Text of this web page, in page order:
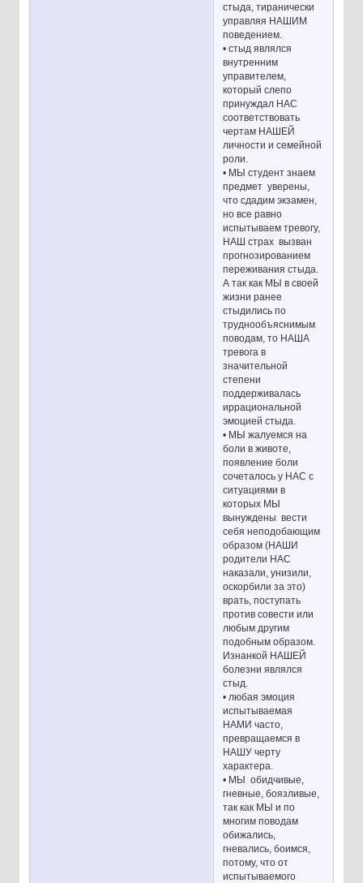
стыда, тиранически
управляя НАШИМ
поведением.
• стыд являлся
внутренним
управителем,
который слепо
принуждал НАС
соответствовать
чертам НАШЕЙ
личности и семейной
роли.
• МЫ студент знаем
предмет уверены,
что сдадим экзамен,
но все равно
испытываем тревогу,
НАШ страх вызван
прогнозированием
переживания стыда.
А так как МЫ в своей
жизни ранее
стыдились по
труднообъяснимым
поводам, то НАША
тревога в
значительной
степени
поддерживалась
иррациональной
эмоцией стыда.
• МЫ жалуемся на
боли в животе,
появление боли
сочеталось у НАС с
ситуациями в
которых МЫ
вынуждены вести
себя неподобающим
образом (НАШИ
родители НАС
наказали, унизили,
оскорбили за это)
врать, поступать
против совести или
любым другим
подобным образом.
Изнанкой НАШЕЙ
болезни являлся
стыд.
• любая эмоция
испытываемая
НАМИ часто,
превращаемся в
НАШУ черту
характера.
• МЫ обидчивые,
гневные, боязливые,
так как МЫ и по
многим поводам
обижались,
гневались, боимся,
потому, что от
испытываемого